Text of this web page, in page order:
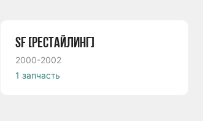
SF [РЕСТАЙЛИНГ]
2000-2002
1 запчасть